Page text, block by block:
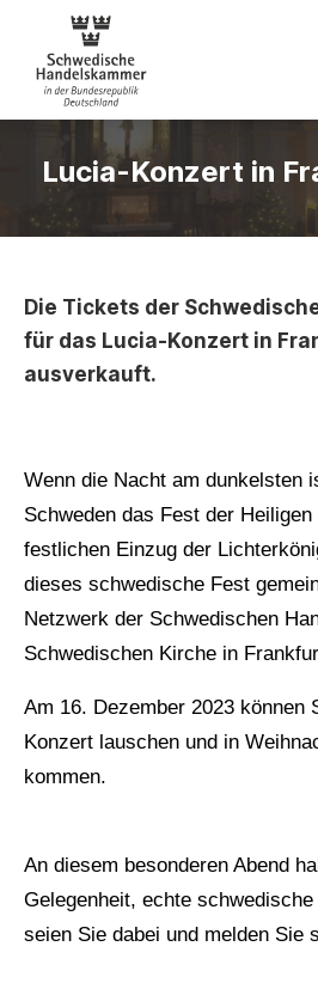
Lucia-Konzert in
Die Tickets der
für das Lucia-Konzert in
ausverkauft.
Wenn die Nacht am dunkelsten
Schweden das Fest der
festlichen Einzug der
dieses schwedische Fest
Netzwerk der Schwedischen
Schwedischen Kirche in
Am 16. Dezember 2023 können
Konzert lauschen und in
kommen.
An diesem besonderen Abend
Gelegenheit, echte
seien Sie dabei und melden Sie